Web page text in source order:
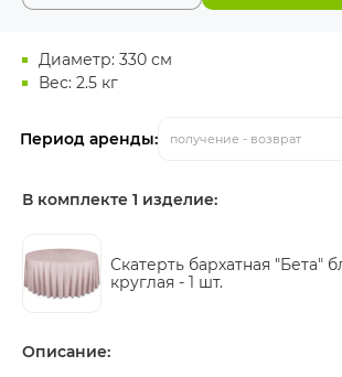
Диаметр: 330 см
Вес: 2.5 кг
Период аренды: получение - возврат
В комплекте 1 изделие:
Скатерть бархатная "Бета"
круглая - 1 шт.
Описание: